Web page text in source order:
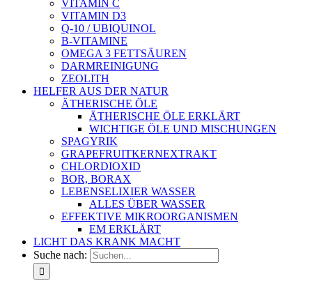
VITAMIN C
VITAMIN D3
Q-10 / UBIQUINOL
B-VITAMINE
OMEGA 3 FETTSÄUREN
DARMREINIGUNG
ZEOLITH
HELFER AUS DER NATUR
ÄTHERISCHE ÖLE
ÄTHERISCHE ÖLE ERKLÄRT
WICHTIGE ÖLE UND MISCHUNGEN
SPAGYRIK
GRAPEFRUITKERNEXTRAKT
CHLORDIOXID
BOR, BORAX
LEBENSELIXIER WASSER
ALLES ÜBER WASSER
EFFEKTIVE MIKROORGANISMEN
EM ERKLÄRT
LICHT DAS KRANK MACHT
Suche nach: